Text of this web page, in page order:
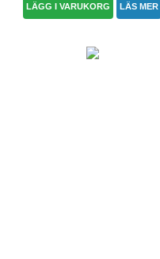
LÄGG I VARUKORG LÄS MER